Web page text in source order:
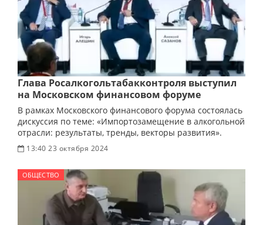
Глава Росалкогольтабакконтроля выступил
на Московском финансовом форуме
В рамках Московского финансового форума состоялась
дискуссия по теме: «Импортозамещение в алкогольной
отрасли: результаты, тренды, векторы развития».
13:40 23 октября 2024
ОБЩЕСТВО